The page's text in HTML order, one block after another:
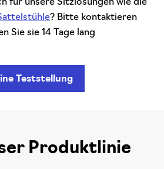
für unsere Sitzlösungen wie die
? Bitte kontaktieren
Sie sie 14 Tage lang
Teststellung
Produktlinie